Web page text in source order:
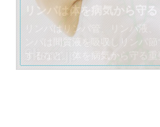
リンパはデトックスの働き
リンパは体にたまったゴミや